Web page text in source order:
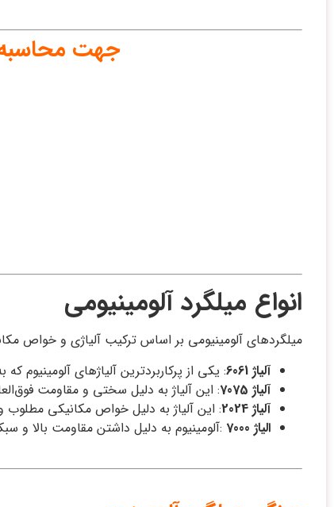
جهت محاسبه
انواع میلگرد آلومینیومی
میلگردهای آلومینیومی بر اساس ترکیب آلیاژی و خواص
آلیاژ 6061
: یکی از پرکاربردترین آلیاژهای
آلیاژ 7075
: این آلیاژ به دلیل سختی و مقاومت
آلیاژ 2024
: این آلیاژ به دلیل خواص مکانیکی مطلوب
الیاژ 7000
:آلومینیوم به دلیل داشتن مقاومت بالا